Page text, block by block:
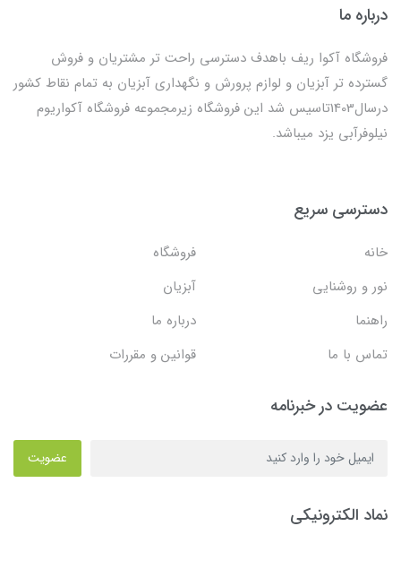
درباره ما
فروشگاه آکوا ریف باهدف دسترسی راحت تر مشتریان و فروش
گسترده تر آبزیان و لوازم پرورش و نگهداری آبزیان به تمام نقاط کشور
درسال1403تاسیس شد این فروشگاه زیرمجموعه فروشگاه آکواریوم
نیلوفرآبی یزد میباشد.
دسترسی سریع
خانه
فروشگاه
نور و روشنایی
آبزیان
راهنما
درباره ما
تماس با ما
قوانین و مقررات
عضویت در خبرنامه
عضویت
نماد الکترونیکی